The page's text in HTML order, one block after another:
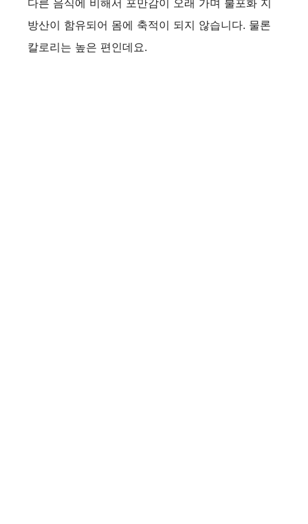
방산이 함유되어 몸에 축적이 되지 않습니다. 물론
칼로리는 높은 편인데요.